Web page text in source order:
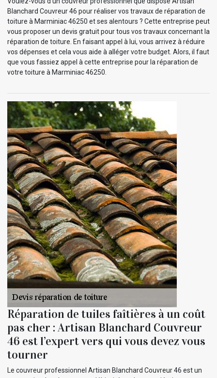
Blanchard Couvreur 46 pour réaliser vos travaux de réparation de
toiture à Marminiac 46250 et ses alentours ? Cette entreprise peut
vous proposer un devis gratuit pour tous vos travaux concernant la
réparation de toiture. En faisant appel à lui, vous arrivez à réduire
vos dépenses et cela vous aide à alléger votre budget. Alors, il faut
que vous fassiez appel à cette entreprise pour la réparation de
votre toiture à Marminiac 46250.
Réparation de tuiles faîtières à un coût
pas cher : Artisan Blanchard Couvreur
46 est l’expert vers qui vous devez vous
tourner
Le couvreur professionnel Artisan Blanchard Couvreur 46 est un